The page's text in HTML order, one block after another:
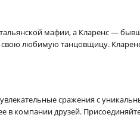
мафии, а Кларенс —
любимую танцовщицу.
сражения с
в компании друзей.